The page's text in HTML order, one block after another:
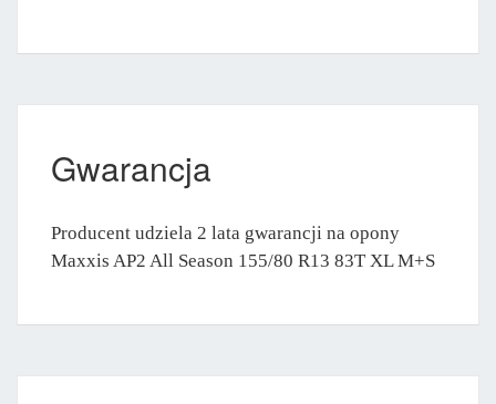
Gwarancja
Producent udziela 2 lata gwarancji na opony
Maxxis AP2 All Season 155/80 R13 83T XL M+S